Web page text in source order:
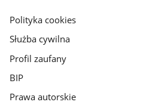
gov.pl
Polityka cookies
Służba cywilna
Profil zaufany
BIP
Prawa autorskie